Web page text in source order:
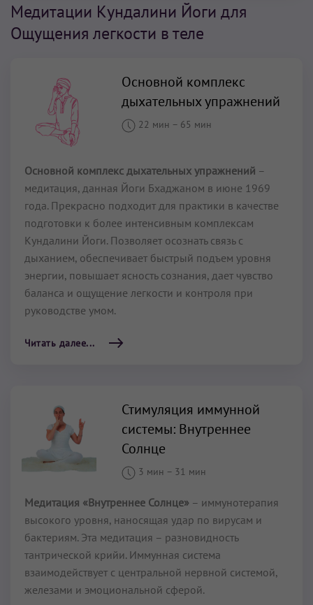
Медитации Кундалини Йоги для
Ощущения легкости в теле
Основной комплекс
дыхательных упражнений
22 мин – 65 мин
Основной комплекс дыхательных упражнений –
медитация, данная Йоги Бхаджаном в июне 1969
года. Прекрасно подходит для практики в качестве
подготовки к более интенсивным комплексам
Кундалини Йоги. Позволяет осознать связь с
дыханием, обеспечивает быстрый подъем уровня
энергии, повышает ясность сознания, дает чувство
баланса и ощущение легкости и контроля при
руководстве умом.
Читать далее...
Стимуляция иммунной
системы: Внутреннее
Солнце
3 мин – 31 мин
Медитация «Внутреннее Солнце» – иммунотерапия
высокого уровня, наносящая удар по вирусам и
бактериям. Эта медитация – разновидность
тантрической крийи. Иммунная система
взаимодействует с центральной нервной системой,
железами и эмоциональной сферой.